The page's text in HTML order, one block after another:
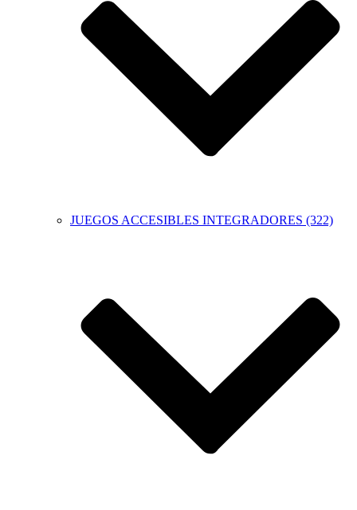
JUEGOS ACCESIBLES INTEGRADORES (322)